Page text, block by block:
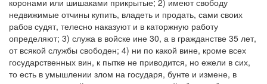
коронами или шишаками прикрытые; 2) имеют свободу
недвижимые отчины купить, владеть и продать, сами своих
рабов судят, телесно наказуют и в каторжную работу
определяют; 3) служа в войске ине 30, а в гражданстве 35 лет,
от всякой службы свободен; 4) ни по какой вине, кроме всех
государственных вин, к пытке не приводится, но ежели в сих,
то есть в умышлении злом на государя, бунте и измене, в